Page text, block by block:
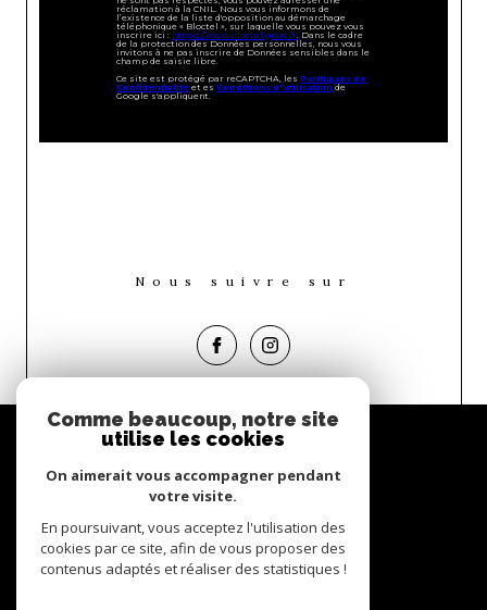
réclamation à la CNIL. Nous vous informons de
l’existence de la liste d'opposition au démarchage
téléphonique « Bloctel », sur laquelle vous pouvez vous
inscrire ici : https://www.bloctel.gouv.fr . Dans le cadre
de la protection des Données personnelles, nous vous
invitons à ne pas inscrire de Données sensibles dans le
champ de saisie libre.
Ce site est protégé par reCAPTCHA, lesPolitiques de
Confidentialité et esConditions d'utilisationde
Google s'appliquent.
Nous suivre sur
Espace
propriétaire
Se connecter
adhérons
Comme beaucoup, notre site
utilise les cookies
On aimerait vous accompagner pendant
votre visite.
En poursuivant, vous acceptez l'utilisation des
cookies par ce site, afin de vous proposer des
contenus adaptés et réaliser des statistiques !